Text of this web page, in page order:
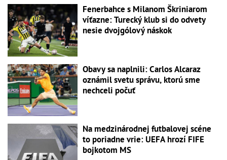
Fenerbahce s Milanom Škriniarom
víťazne: Turecký klub si do odvety
nesie dvojgólový náskok
Obavy sa naplnili: Carlos Alcaraz
oznámil svetu správu, ktorú sme
nechceli počuť
Na medzinárodnej futbalovej scéne
to poriadne vrie: UEFA hrozí FIFE
bojkotom MS